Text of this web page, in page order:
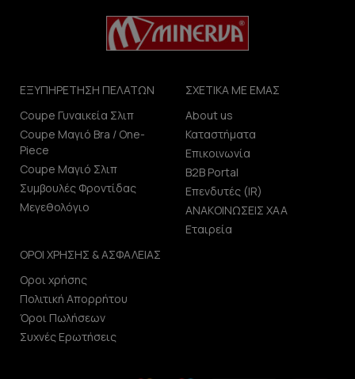
ΕΞΥΠΗΡΕΤΗΣΗ ΠΕΛΑΤΩΝ
Coupe Γυναικεία Σλιπ
Coupe Μαγιό Bra / One-
Piece
Coupe Μαγιό Σλιπ
Συμβουλές Φροντίδας
Μεγεθολόγιο
ΣΧΕΤΙΚΑ ΜΕ ΕΜΑΣ
About us
Καταστήματα
Επικοινωνία
B2B Portal
Επενδυτές (IR)
ΑΝΑΚΟΙΝΩΣΕΙΣ ΧΑΑ
Εταιρεία
ΟΡΟΙ ΧΡΗΣΗΣ & ΑΣΦΑΛΕΙΑΣ
Οροι χρήσης
Πολιτική Απορρήτου
Όροι Πωλήσεων
Συχνές Ερωτήσεις